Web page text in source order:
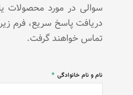
سوالی در مورد محصولات
دریافت پاسخ سریع، فرم
تماس خواهند گرفت.
نام و نام خانوادگی